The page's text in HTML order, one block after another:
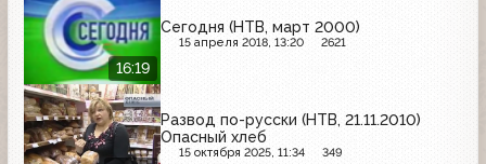
16:19
Сегодня (НТВ, март 2000)
15 апреля 2018, 13:20 2621
Развод по-русски (НТВ, 21.11.2010)
Опасный хлеб
15 октября 2025, 11:34 349